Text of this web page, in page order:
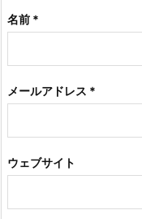
名前 *
メールアドレス *
ウェブサイト